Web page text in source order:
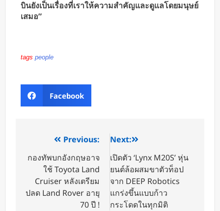
บินยังเป็นเรื่องที่เราให้ความสำคัญและดูแลโดยมนุษย์
เสมอ”
tags people
Facebook
Previous:
กองทัพบกอังกฤษอาจ
ใช้ Toyota Land
Cruiser หลังเตรียม
ปลด Land Rover อายุ
70 ปี !
Next:
เปิดตัว ‘Lynx M20S’ หุ่น
ยนต์ล้อผสมขาตัวท็อป
จาก DEEP Robotics
แกร่งขึ้นแบบก้าว
กระโดดในทุกมิติ